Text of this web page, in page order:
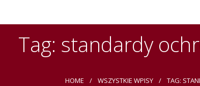
Tag: standardy
HOME WSZYSTKIE WPISY TAG: